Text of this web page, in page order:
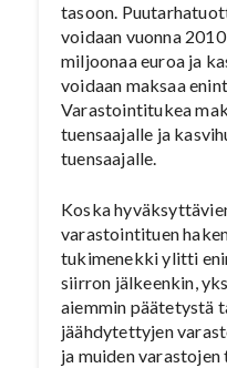
tasoon.
voidaan vuonna
miljoonaa euroa ja
voidaan maksaa
Varastointitukea
tuensaajalle ja
tuensaajalle.
Koska
varastointituen
tukimenekki ylitti
siirron jälkeenkin,
aiemmin päätetystä
jäähdytettyjen
ja muiden